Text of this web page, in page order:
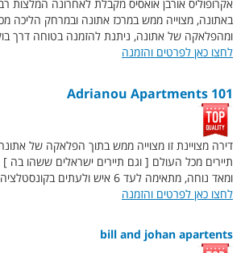
אקרופוליס אורבן אואסיס מקבלת לאחרונה המלצות
באתונה, מצוייה ממש במרכז אתונה ובמרחק הליכה
ומהפלאקה של אתונה, ניתנת להזמנה בטוחה דרך
לחצו כאן לפרטים והזמנה
101 Adrianou Apartments
דירה מצויינת זו מצוייה ממש בתוך הפלאקה של
תיירים מכל העולם [ וגם תיירים ישראלים ששהו
ומאד נוחה, מתאימה לעד 6 איש ולעתים בקונסטלציה מסויימת יותר.
לחצו כאן לפרטים והזמנה
bill and johan apartents